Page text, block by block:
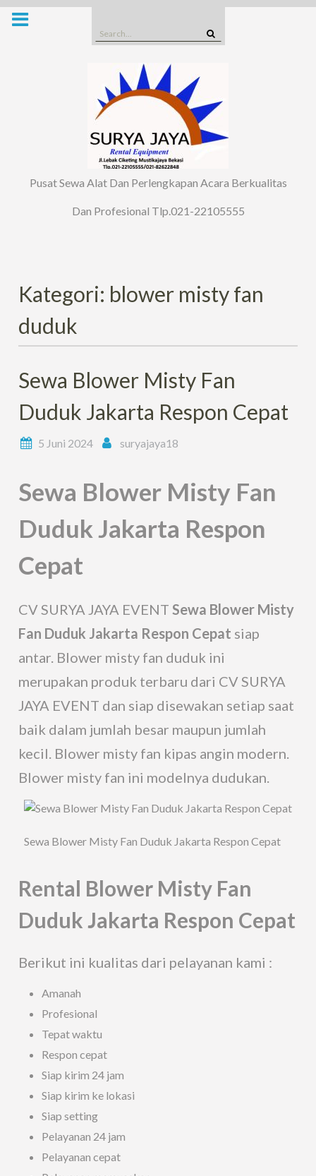
Skip
Search
for:
Pusat Sewa Alat Dan Perlengkapan Acara Berkualitas
Dan Profesional Tlp.021-22105555
Kategori: blower misty fan
duduk
Sewa Blower Misty Fan
Duduk Jakarta Respon Cepat
5 Juni 2024 suryajaya18
Sewa Blower Misty Fan
Duduk Jakarta Respon
Cepat
CV SURYA JAYA EVENTSewa Blower Misty
Fan Duduk Jakarta Respon Cepat siap
antar. Blower misty fan duduk ini
merupakan produk terbaru dari CV SURYA
JAYA EVENT dan siap disewakan setiap saat
baik dalam jumlah besar maupun jumlah
kecil. Blower misty fan kipas angin modern.
Blower misty fan ini modelnya dudukan.
Sewa Blower Misty Fan Duduk Jakarta Respon Cepat
Rental Blower Misty Fan
Duduk Jakarta Respon Cepat
Berikut ini kualitas dari pelayanan kami :
Amanah
Profesional
Tepat waktu
Respon cepat
Siap kirim 24 jam
Siap kirim ke lokasi
Siap setting
Pelayanan 24 jam
Pelayanan cepat